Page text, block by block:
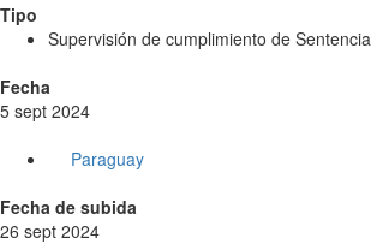
Tipo
Supervisión de cumplimiento de Sentencia
Fecha
5 sept 2024
Paraguay
Fecha de subida
26 sept 2024